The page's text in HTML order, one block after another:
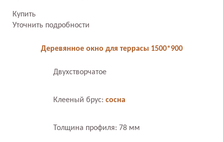
Купить
Уточнить подробности
Деревянное окно для террасы 1500*900
Двухстворчатое
Клееный брус: сосна
Толщина профиля: 78 мм